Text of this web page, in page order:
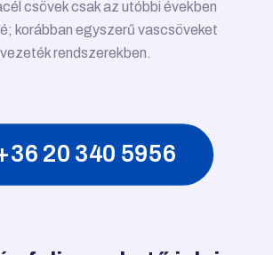
csövek csak az utóbbi években
korábban egyszerű vascsöveket
rendszerekben.
20 340 5956